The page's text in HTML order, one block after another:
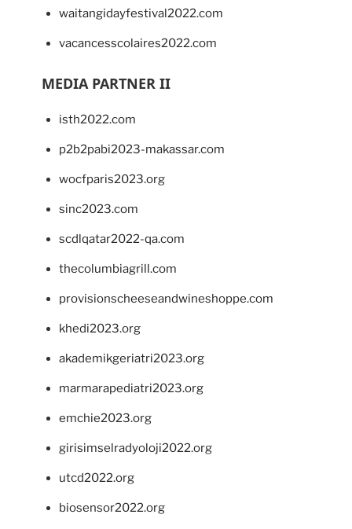
waitangidayfestival2022.com
vacancesscolaires2022.com
MEDIA PARTNER II
isth2022.com
p2b2pabi2023-makassar.com
wocfparis2023.org
sinc2023.com
scdlqatar2022-qa.com
thecolumbiagrill.com
provisionscheeseandwineshoppe.com
khedi2023.org
akademikgeriatri2023.org
marmarapediatri2023.org
emchie2023.org
girisimselradyoloji2022.org
utcd2022.org
biosensor2022.org